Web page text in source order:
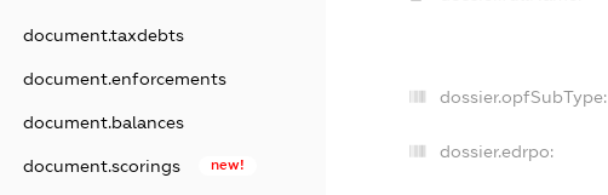
document.taxdebts
document.enforcements
document.balances
document.scorings new!
dossier.opfSubType:
dossier.edrpo: